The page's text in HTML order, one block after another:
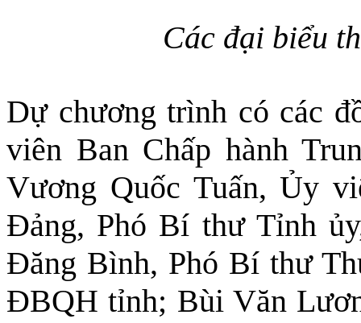
Các đại biểu
Dự chương trình có các
viên Ban Chấp hành
Vương Quốc Tuấn, Ủy
Đảng, Phó Bí thư Tỉnh
Đăng Bình, Phó Bí thư
ĐBQH tỉnh; Bùi Văn